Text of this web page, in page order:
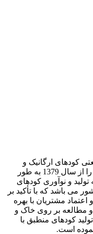
کودهای ارگانیک و
کمپاند در کشور بوده و فعالیت های خود را از سال 1379 به طور
و نوآوری کودهای
می باشد که با تأکید بر
مشتریان با بهره
و مطالعه بر روی خاک و
کودهای منطبق با
است.